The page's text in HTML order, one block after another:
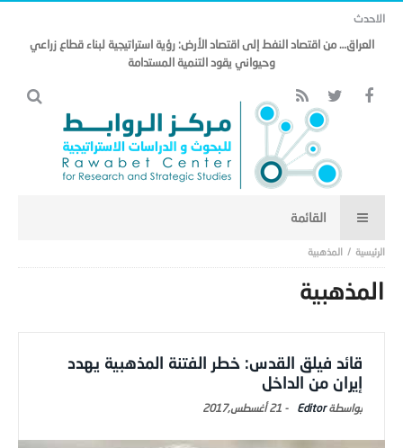
الاحدث
العراق… من اقتصاد النفط إلى اقتصاد الأرض: رؤية استراتيجية لبناء قطاع زراعي
وحيواني يقود التنمية المستدامة
المذهبية
المذهبية
قائد فيلق القدس: خطر الفتنة المذهبية يهدد
إيران من الداخل
Editor
- 21 أغسطس,2017